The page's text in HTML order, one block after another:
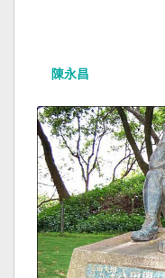
陳永昌